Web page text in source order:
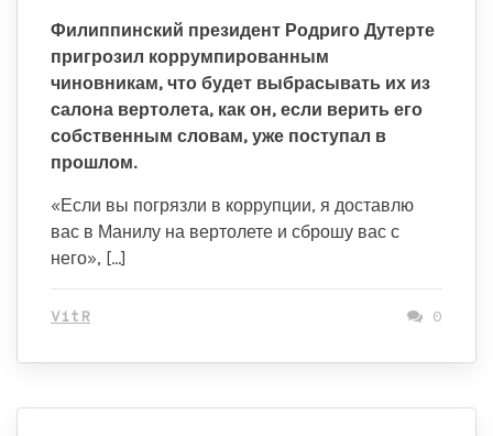
Филиппинский президент Родриго Дутерте
пригрозил коррумпированным
чиновникам, что будет выбрасывать их из
салона вертолета, как он, если верить его
собственным словам, уже поступал в
прошлом.
«Если вы погрязли в коррупции, я доставлю
вас в Манилу на вертолете и сброшу вас с
него», […]
VitR 0